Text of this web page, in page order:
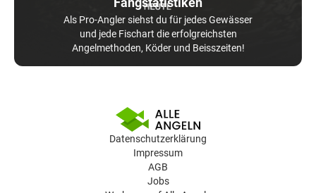
Als Pro-Angler siehst du für jedes Gewässer
und jede Fischart die erfolgreichsten
Angelmethoden, Köder und Beisszeiten!
Datenschutzerklärung
Impressum
AGB
Jobs